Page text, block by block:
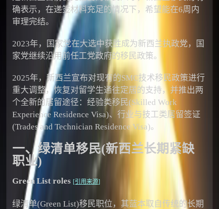
确表示，在递签材料充足的情况下，希望能在6周内
审理完结。
2023年，国家党在大选中获胜成为新西兰执政党，国
家党继续沿用前任工党政府的移民政策。
2025年，新西兰宣布对现有的SMC技术移民政策进行
重大调整，恢复对留学生通往定居的支持，并推出两
个全新的居留途径：经验类移民(Skilled Work
Experience Residence Visa)、行业与技工类居留签证
(Trades and Technician Residence Visa)。
一、绿清单移民(新西兰长期紧缺
职业)
Green List roles [引用来源]
绿清单(Green List)移民职位，其蓝本取自传统的长期